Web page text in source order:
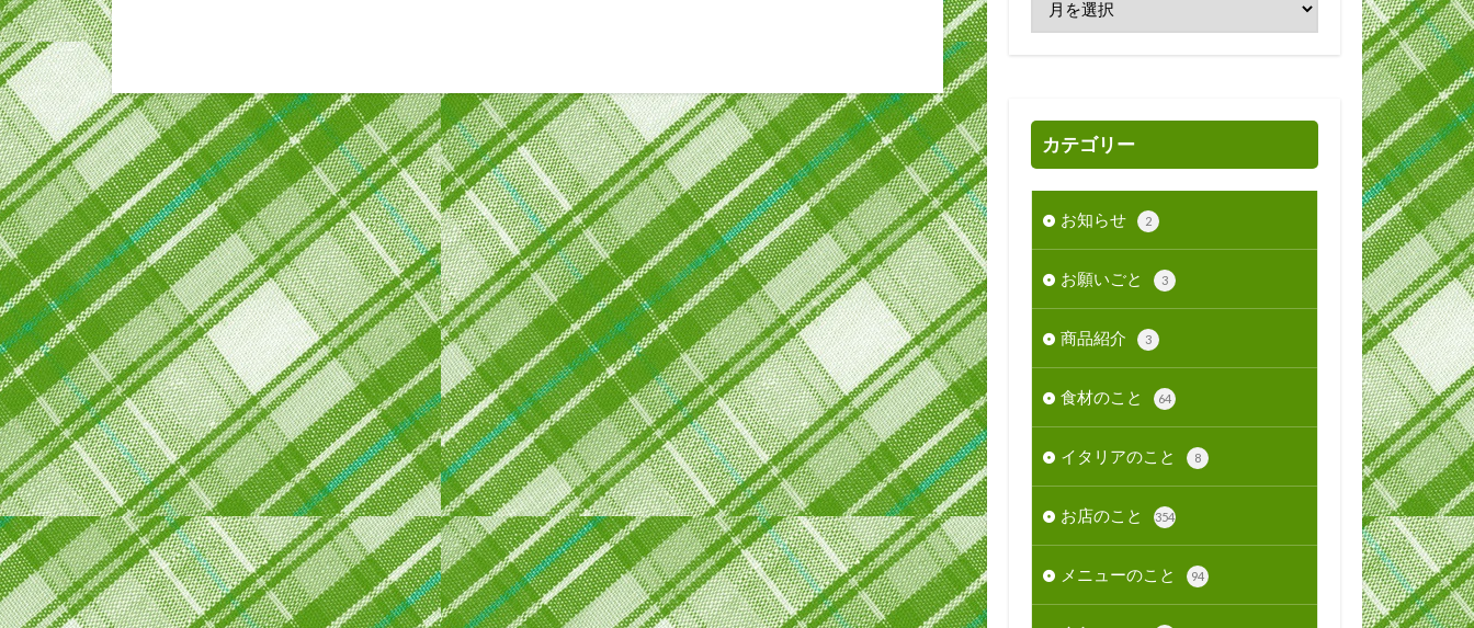
カテゴリー
お知らせ 2
お願いごと 3
商品紹介 3
食材のこと 64
イタリアのこと 8
お店のこと 354
メニューのこと 94